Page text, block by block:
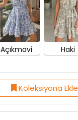
Açıkmavi Haki
Koleksiyona Ekle